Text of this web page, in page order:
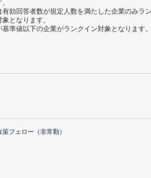
効回答者数が規定人数を満たした企業のみラ
となります。
準値以下の企業がランクイン対象となります。
フェロー（非常勤）